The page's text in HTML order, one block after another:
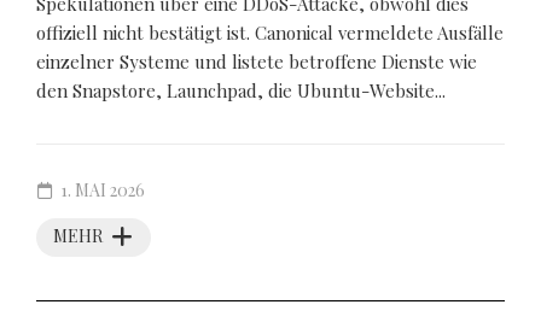
offiziell nicht bestätigt ist. Canonical vermeldete Ausfälle
einzelner Systeme und listete betroffene Dienste wie
den Snapstore, Launchpad, die Ubuntu-Website...
MEHR
1. MAI 2026